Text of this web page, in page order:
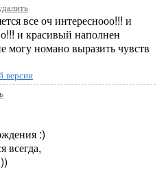
все оч интереснооо!!! и
и красивый наполнен
могу номано выразить чувств
версии
:)
всегда,